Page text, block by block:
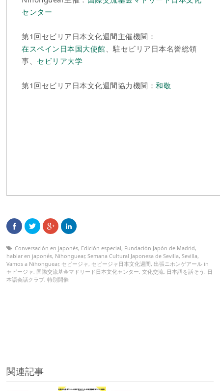
センター
第1回セビリア日本文化週間主催機関：
在スペイン日本国大使館、駐セビリア日本名誉総領
事、 セビリア大学
第1回セビリア日本文化週間協力機関：和敬
Conversación en japonés, Edición especial, Fundación Japón de Madrid,
hablar en japonés, Nihonguear,Semana Cultural Japonesa de Sevilla,Sevilla,
Vamos a Nihonguear, セビージャ , セビージャ日本文化週間,出張ニホンゲアール in
セビージャ , 国際交流基金マドリード日本文化センター,文化交流, 日本語を話そう , 日
本語会話クラブ,特別開催
関連記事